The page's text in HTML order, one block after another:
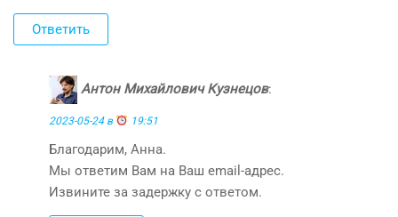
Ответить
Антон Михайлович Кузнецов:
2023-05-24 в 19:51
Благодарим, Анна.
Мы ответим Вам на Ваш email-адрес.
Извините за задержку с ответом.